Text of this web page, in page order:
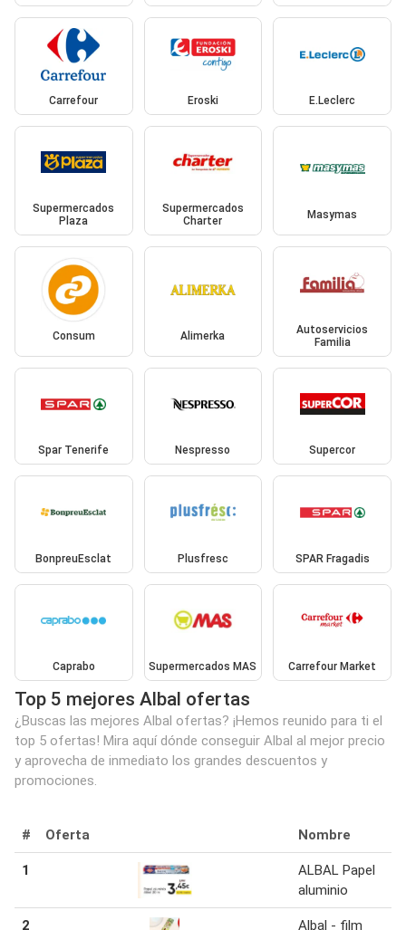
Carrefour Eroski E.Leclerc
Supermercados
Plaza
Supermercados
Charter
Masymas
Consum Alimerka
Autoservicios
Familia
Spar Tenerife Nespresso Supercor
BonpreuEsclat Plusfresc SPAR Fragadis
Caprabo Supermercados MAS Carrefour Market
Top 5 mejores Albal ofertas
¿Buscas las mejores Albal ofertas? ¡Hemos reunido para ti el
top 5 ofertas! Mira aquí dónde conseguir Albal al mejor precio
y aprovecha de inmediato los grandes descuentos y
promociones.
# Oferta Nombre
1
ALBAL Papel
aluminio
2 Albal - film